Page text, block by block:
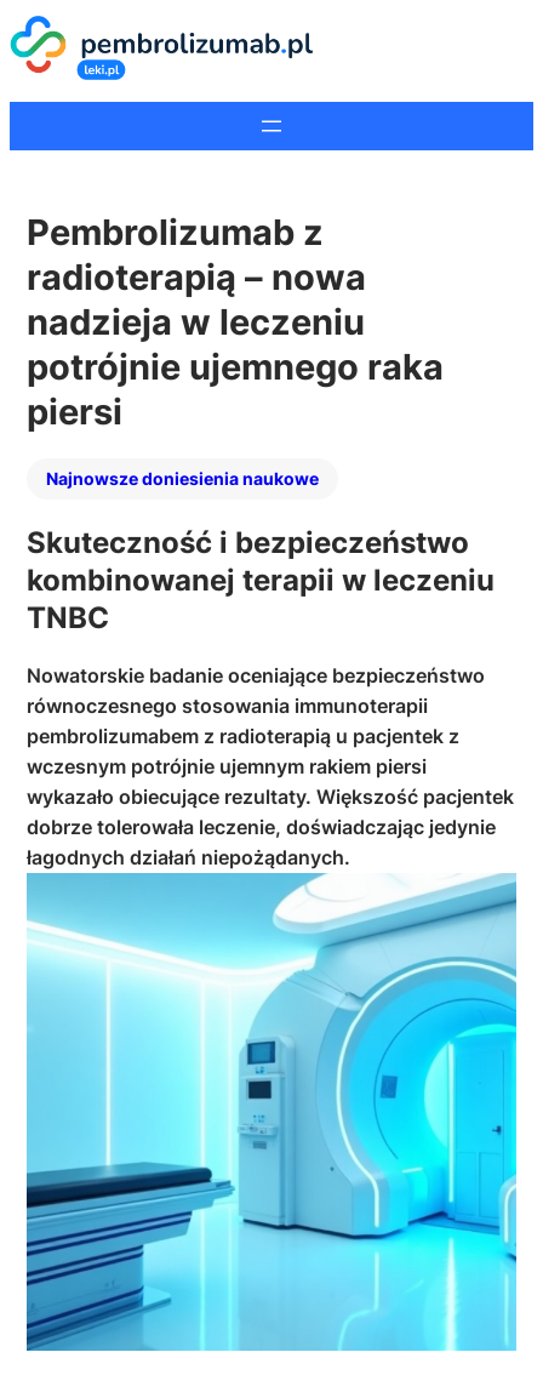
Pembrolizumab z
radioterapią – nowa
nadzieja w leczeniu
potrójnie ujemnego raka
piersi
Najnowsze doniesienia naukowe
Skuteczność i bezpieczeństwo
kombinowanej terapii w leczeniu
TNBC
Nowatorskie badanie oceniające bezpieczeństwo
równoczesnego stosowania immunoterapii
pembrolizumabem z radioterapią u pacjentek z
wczesnym potrójnie ujemnym rakiem piersi
wykazało obiecujące rezultaty. Większość pacjentek
dobrze tolerowała leczenie, doświadczając jedynie
łagodnych działań niepożądanych.